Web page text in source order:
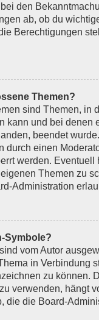
den
ab, ob du
Berechtigungen
Themen?
sind Themen, in
kann und bei denen
beendet
durch einen
werden. Eventuell
Themen zu
Administration
Symbole?
vom Autor
in Verbindung
zu können.
verwenden, hängt
die die Board-